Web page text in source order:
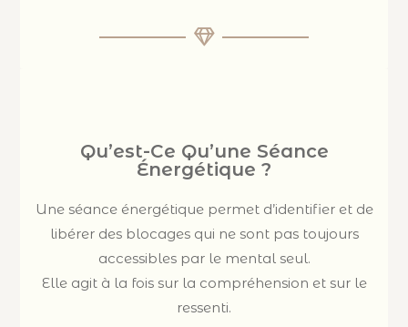
Qu’est-Ce Qu’une Séance
Énergétique ?
Une séance énergétique permet d’identifier et de
libérer des blocages qui ne sont pas toujours
accessibles par le mental seul.
Elle agit à la fois sur la compréhension et sur le
ressenti.